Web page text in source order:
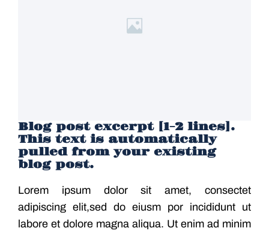
Blog post excerpt [1-2 lines].
This text is automatically
pulled from your existing
blog post.
Lorem ipsum dolor sit amet, consectet
adipiscing elit,sed do eiusm por incididunt ut
labore et dolore magna aliqua. Ut enim ad minim